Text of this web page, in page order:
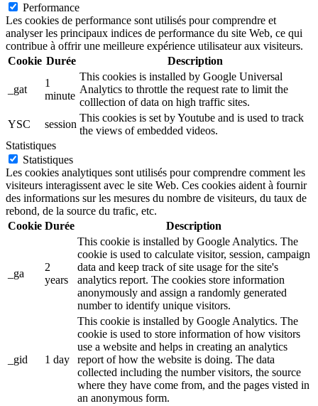
Performance
Les cookies de performance sont utilisés pour comprendre et
analyser les principaux indices de performance du site Web, ce qui
contribue à offrir une meilleure expérience utilisateur aux visiteurs.
Cookie Durée Description
_gat
1
minute
This cookies is installed by Google Universal
Analytics to throttle the request rate to limit the
colllection of data on high traffic sites.
YSC
session
This cookies is set by Youtube and is used to track
the views of embedded videos.
Statistiques
Statistiques
Les cookies analytiques sont utilisés pour comprendre comment les
visiteurs interagissent avec le site Web. Ces cookies aident à fournir
des informations sur les mesures du nombre de visiteurs, du taux de
rebond, de la source du trafic, etc.
Cookie Durée Description
_ga
2
years
This cookie is installed by Google Analytics. The
cookie is used to calculate visitor, session, campaign
data and keep track of site usage for the site's
analytics report. The cookies store information
anonymously and assign a randomly generated
number to identify unique visitors.
_gid 1 day
This cookie is installed by Google Analytics. The
cookie is used to store information of how visitors
use a website and helps in creating an analytics
report of how the website is doing. The data
collected including the number visitors, the source
where they have come from, and the pages visted in
an anonymous form.